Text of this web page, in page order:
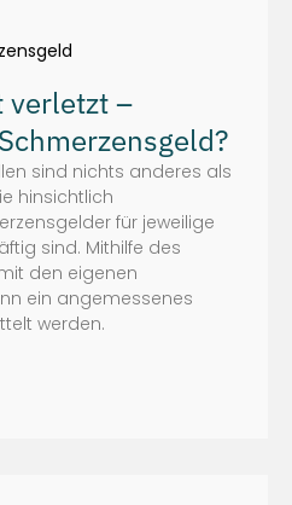
verletzt –
sind nichts anderes als
hinsichtlich
für jeweilige
sind. Mithilfe des
den eigenen
ein angemessenes
werden.